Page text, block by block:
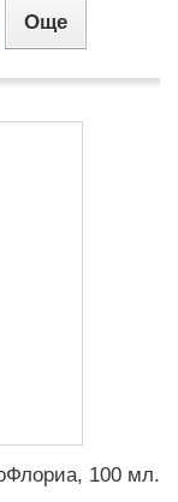
Още
100 мл.